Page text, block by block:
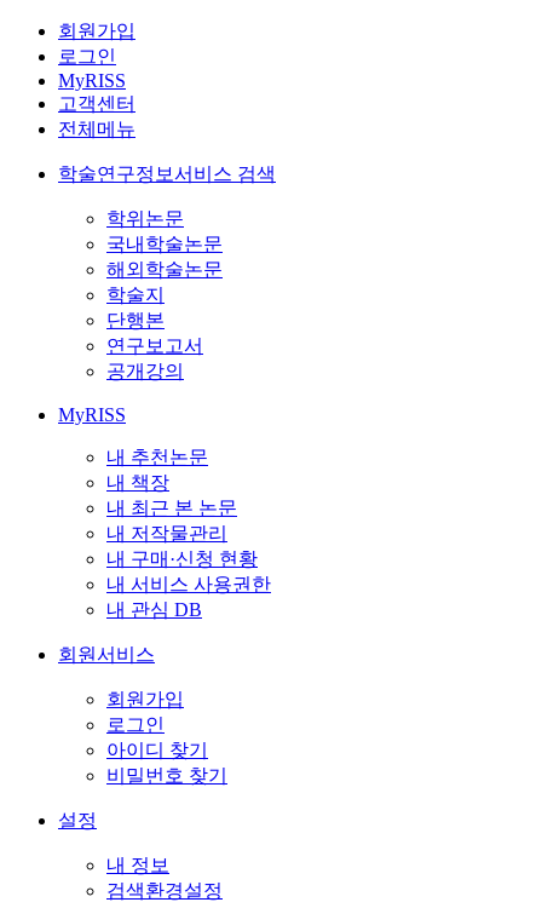
회원가입
로그인
MyRISS
고객센터
전체메뉴
학술연구정보서비스 검색
학위논문
국내학술논문
해외학술논문
학술지
단행본
연구보고서
공개강의
MyRISS
내 추천논문
내 책장
내 최근 본 논문
내 저작물관리
내 구매·신청 현황
내 서비스 사용권한
내 관심 DB
회원서비스
회원가입
로그인
아이디 찾기
비밀번호 찾기
설정
내 정보
검색환경설정